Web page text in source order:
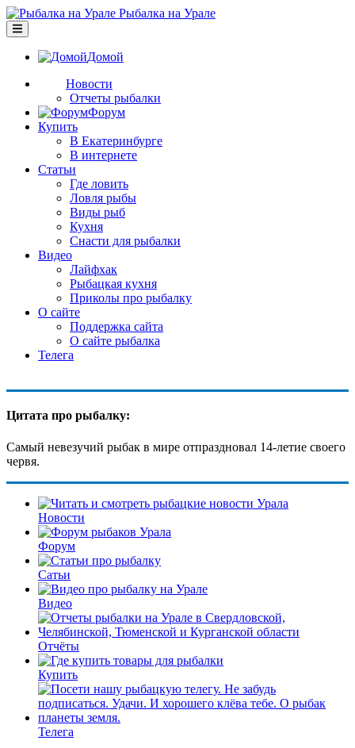
Рыбалка на Урале
Домой
Новости
Отчеты рыбалки
Форум
Купить
В Екатеринбурге
В интернете
Статьи
Где ловить
Ловля рыбы
Виды рыб
Кухня
Снасти для рыбалки
Видео
Лайфхак
Рыбацкая кухня
Приколы про рыбалку
О сайте
Поддержка сайта
О сайте рыбалка
Телега
Цитата про рыбалку:
Самый невезучий рыбак в мире отпраздновал 14-летие своего
червя.
Новости
Форум
Сатьи
Видео
Отчёты
Купить
Телега